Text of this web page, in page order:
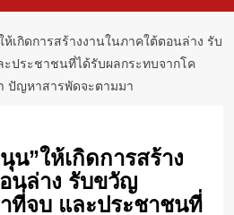
ห้เกิดการสร้างงานในภาคใต้ตอนล่าง รับ
ประชาชนที่ได้รับผลกระทบจากโค
ปัญหาสารพัดจะตามมา
น”ให้เกิดการสร้าง
นล่าง รับขวัญ
ที่จบ และประชาชนที่